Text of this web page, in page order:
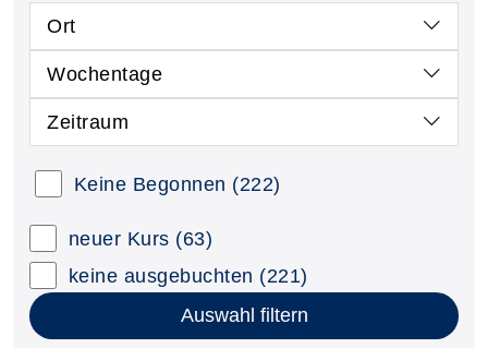
Ort
Wochentage
Zeitraum
Keine Begonnen (222)
neuer Kurs (63)
keine ausgebuchten (221)
Auswahl filtern